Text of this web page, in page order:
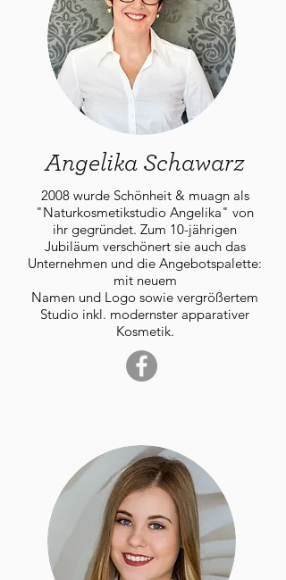
Angelika Schawarz
2008 wurde Schönheit & muagn als
"Naturkosmetikstudio Angelika" von
ihr gegründet. Zum 10-jährigen
Jubiläum verschönert sie auch das
Unternehmen und die Angebotspalette:
mit neuem
Namen und Logo sowie vergrößertem
Studio inkl. modernster apparativer
Kosmetik.